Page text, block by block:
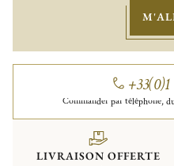
+33(0)1
Commander par téléphone,
LIVRAISON OFFERTE